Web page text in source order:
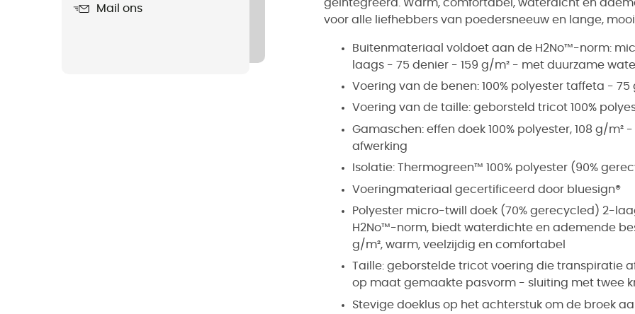
Mail ons
geïntegreerd. Warm, comfortabel, waterdicht en
voor alle liefhebbers van poedersneeuw en lange,
Buitenmateriaal voldoet aan de H2No™-norm:
laags - 75 denier - 159 g/m² - met duurzame
Voering van de benen: 100% polyester taffeta - 75
Voering van de taille: geborsteld tricot 100%
Gamaschen: effen doek 100% polyester, 108 g/
afwerking
Isolatie: Thermogreen™ 100% polyester (90%
Voeringmateriaal gecertificeerd door bluesign®
Polyester micro-twill doek (70% gerecycled) 2-
H2No™-norm, biedt waterdichte en ademende
g/m², warm, veelzijdig en comfortabel
Taille: geborstelde tricot voering die transpiratie
op maat gemaakte pasvorm - sluiting met twee
Stevige doeklus op het achterstuk om de broek